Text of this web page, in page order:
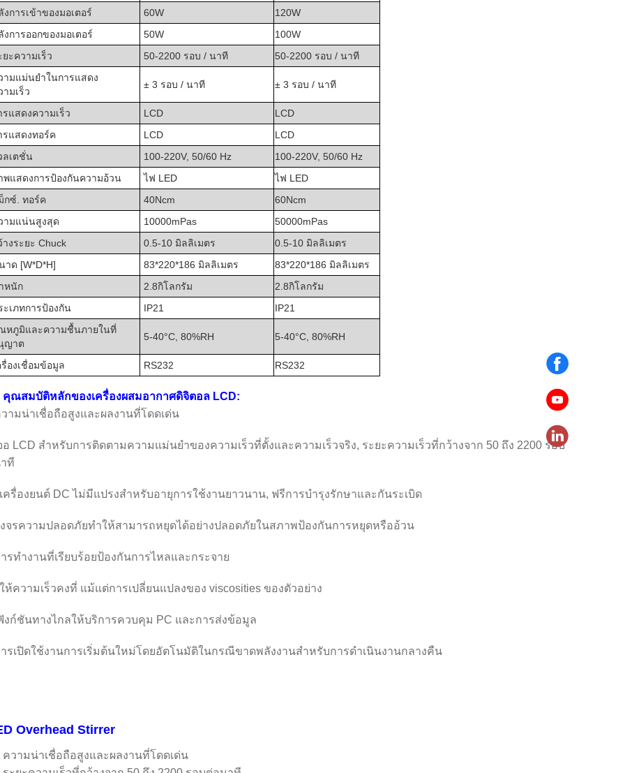
งการเข้าของมอเตอร์
60W
120W
งการออกของมอเตอร์
50W
100W
ยะความเร็ว
50-2200 รอบ / นาที
50-2200 รอบ / นาที
ามแม่นยําในการแสดง
ามเร็ว
± 3 รอบ / นาที ± 3 รอบ / นาที
รแสดงความเร็ว LCD
LCD
รแสดงทอร์ค
LCD
LCD
ลเตชั่น
100-220V, 50/60 Hz
100-220V, 50/60 Hz
พแสดงการป้องกันความอ้วน
ไฟ LED
ไฟ LED
กซ์. ทอร์ค
40Ncm
60Ncm
ามแน่นสูงสุด
10000mPas
50000mPas
างระยะ Chuck
0.5-10 มิลลิเมตร
0.5-10 มิลลิเมตร
าด [W*D*H]
83*220*186 มิลลิเมตร
83*220*186 มิลลิเมตร
หนัก
2.8กิโลกรัม
2.8กิโลกรัม
ะเภทการป้องกัน
IP21
IP21
หภูมิและความชื้นภายในที่
ญาต
5-40°C, 80%RH 5-40°C, 80%RH
รื่องเชื่อมข้อมูล RS232 RS232
คุณสมบัติหลักของเครื่องผสมอากาศดิจิตอล LCD:
ามน่าเชื่อถือสูงและผลงานที่โดดเด่น
อ LCD สําหรับการติดตามความแม่นยําของความเร็วที่ตั้งและความเร็วจริง, ระยะความเร็วที่กว้างจาก 50 ถึง 2200 รอบ
ที
ครื่องยนต์ DC ไม่มีแปรงสําหรับอายุการใช้งานยาวนาน, ฟรีการบํารุงรักษาและกันระเบิด
จรความปลอดภัยทําให้สามารถหยุดได้อย่างปลอดภัยในสภาพป้องกันการหยุดหรืออ้วน
รทํางานที่เรียบร้อยป้องกันการไหลและกระจาย
ห้ความเร็วคงที่ แม้แต่การเปลี่ยนแปลงของ viscosities ของตัวอย่าง
งก์ชันทางไกลให้บริการควบคุม PC และการส่งข้อมูล
รเปิดใช้งานการเริ่มต้นใหม่โดยอัตโนมัติในกรณีขาดพลังงานสําหรับการดําเนินงานกลางคืน
Overhead Stirrer
ความน่าเชื่อถือสูงและผลงานที่โดดเด่น